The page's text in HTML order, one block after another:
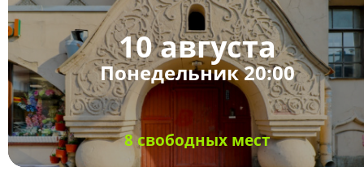
10 августа
Понедельник 20:00
8 свободных мест